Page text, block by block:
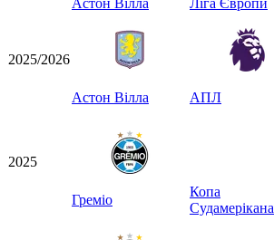
Астон Вілла Ліга Європи
2025/2026
Астон Вілла АПЛ
2025
Греміо
Копа
Судамерікана